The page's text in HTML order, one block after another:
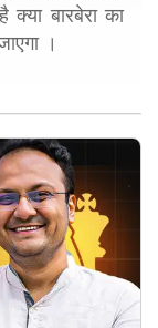
बारबेरा का
।